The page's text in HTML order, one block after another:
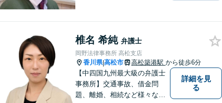
椎名 希純 弁護士
岡野法律事務所 高松支店
香川県|高松市 高松築港駅 から徒歩6分
【中四国九州最大級の弁護士
事務所】交通事故、借金問
題、離婚、相続など様々な問
詳細を見
る